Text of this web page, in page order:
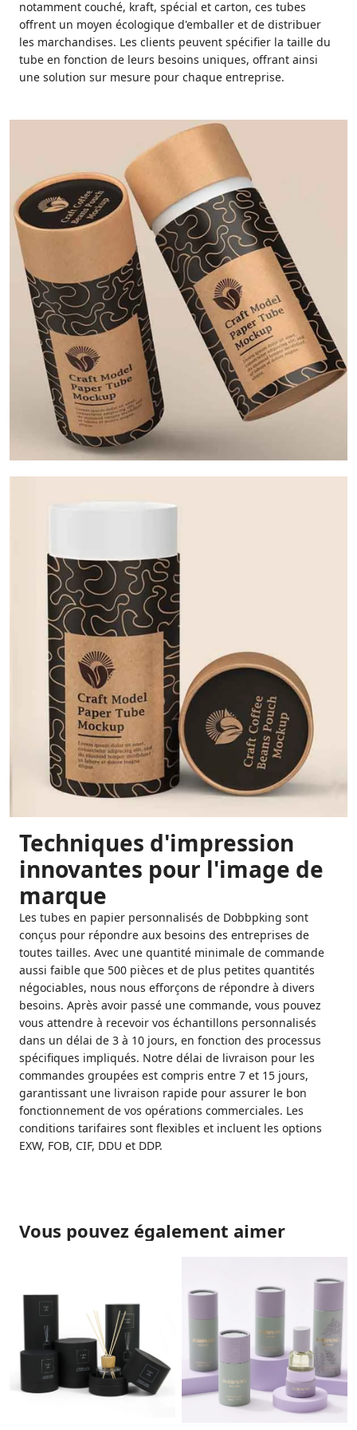
notamment couché, kraft, spécial et carton, ces tubes
offrent un moyen écologique d'emballer et de distribuer
les marchandises. Les clients peuvent spécifier la taille du
tube en fonction de leurs besoins uniques, offrant ainsi
une solution sur mesure pour chaque entreprise.
Techniques d'impression
innovantes pour l'image de
marque
Les tubes en papier personnalisés de Dobbpking sont
conçus pour répondre aux besoins des entreprises de
toutes tailles. Avec une quantité minimale de commande
aussi faible que 500 pièces et de plus petites quantités
négociables, nous nous efforçons de répondre à divers
besoins. Après avoir passé une commande, vous pouvez
vous attendre à recevoir vos échantillons personnalisés
dans un délai de 3 à 10 jours, en fonction des processus
spécifiques impliqués. Notre délai de livraison pour les
commandes groupées est compris entre 7 et 15 jours,
garantissant une livraison rapide pour assurer le bon
fonctionnement de vos opérations commerciales. Les
conditions tarifaires sont flexibles et incluent les options
EXW, FOB, CIF, DDU et DDP.
Vous pouvez également aimer